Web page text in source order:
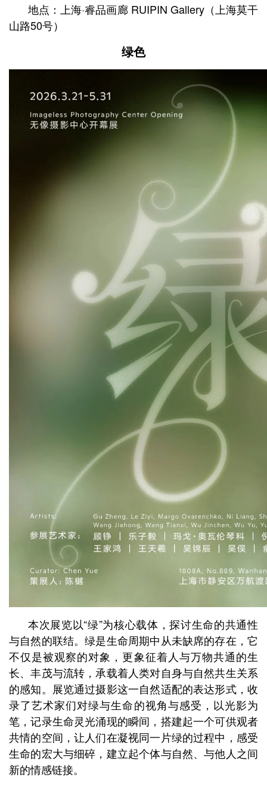
地点：上海·睿品画廊 RUIPIN Gallery（上海莫干
山路50号）
绿色
本次展览以“绿”为核心载体，探讨生命的共通性
与自然的联结。绿是生命周期中从未缺席的存在，它
不仅是被观察的对象，更象征着人与万物共通的生
长、丰茂与流转，承载着人类对自身与自然共生关系
的感知。展览通过摄影这一自然适配的表达形式，收
录了艺术家们对绿与生命的视角与感受，以光影为
笔，记录生命灵光涌现的瞬间，搭建起一个可供观者
共情的空间，让人们在凝视同一片绿的过程中，感受
生命的宏大与细碎，建立起个体与自然、与他人之间
新的情感链接。